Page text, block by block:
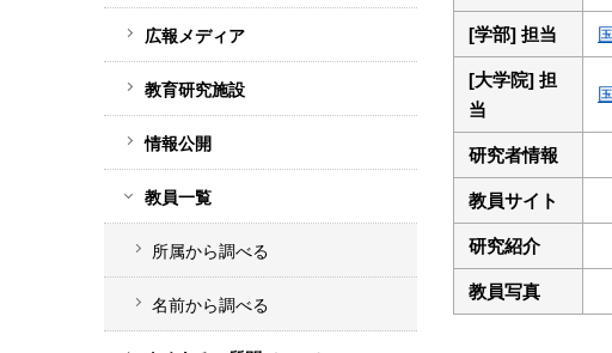
[学部] 担当
[大学院] 担
当
研究者情報
教員サイト
研究紹介
教員写真
ュ
ー
広報メディア
教育研究施設
情報公開
教員一覧
所属から調べる
名前から調べる